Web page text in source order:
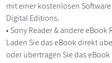
mit einer kostenlosen
Digital Editions.
• Sony Reader & andere eBook
Laden Sie das eBook direkt
oder übertragen Sie das